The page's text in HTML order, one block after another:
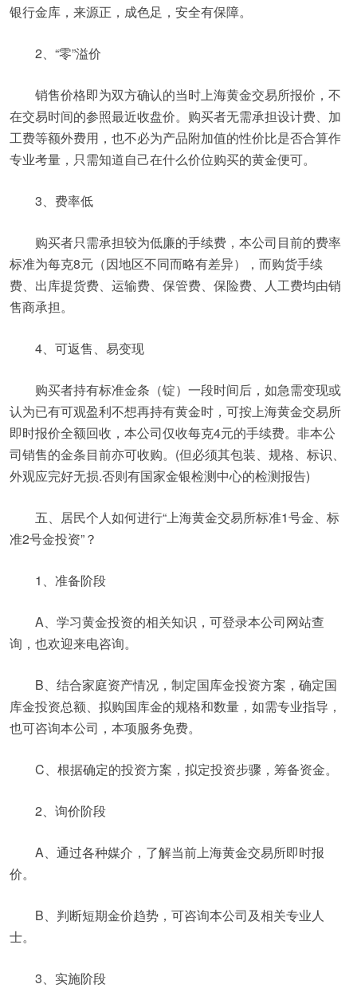
银行金库，来源正，成色足，安全有保障。
2、“零”溢价
销售价格即为双方确认的当时上海黄金交易所报价，不
在交易时间的参照最近收盘价。购买者无需承担设计费、加
工费等额外费用，也不必为产品附加值的性价比是否合算作
专业考量，只需知道自己在什么价位购买的黄金便可。
3、费率低
购买者只需承担较为低廉的手续费，本公司目前的费率
标准为每克8元（因地区不同而略有差异），而购货手续
费、出库提货费、运输费、保管费、保险费、人工费均由销
售商承担。
4、可返售、易变现
购买者持有标准金条（锭）一段时间后，如急需变现或
认为已有可观盈利不想再持有黄金时，可按上海黄金交易所
即时报价全额回收，本公司仅收每克4元的手续费。非本公
司销售的金条目前亦可收购。(但必须其包装、规格、标识、
外观应完好无损.否则有国家金银检测中心的检测报告)
五、居民个人如何进行“上海黄金交易所标准1号金、标
准2号金投资”？
1、准备阶段
A、学习黄金投资的相关知识，可登录本公司网站查
询，也欢迎来电咨询。
B、结合家庭资产情况，制定国库金投资方案，确定国
库金投资总额、拟购国库金的规格和数量，如需专业指导，
也可咨询本公司，本项服务免费。
C、根据确定的投资方案，拟定投资步骤，筹备资金。
2、询价阶段
A、通过各种媒介，了解当前上海黄金交易所即时报
价。
B、判断短期金价趋势，可咨询本公司及相关专业人
士。
3、实施阶段